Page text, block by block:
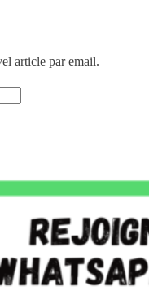
article par email.